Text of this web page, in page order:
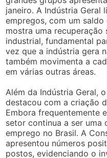
janeiro. A Indústria Geral
empregos, com um
mostra uma
industrial, fundamental
vez que a indústria gera
também movimenta a
em várias outras áreas.
Além da Indústria Geral,
destacou com a criação
Embora frequentemente
setor continua a ser uma
emprego no Brasil. A
apresentou números
postos, evidenciando o